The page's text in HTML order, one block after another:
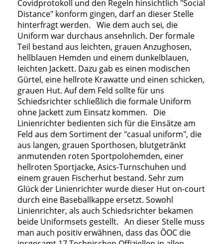
Covidprotokoll und den Regeln hinsichtlich "Social
Distance" konform gingen, darf an dieser Stelle
hinterfragt werden. Wie dem auch sei, die
Uniform war durchaus ansehnlich. Der formale
Teil bestand aus leichten, grauen Anzughosen,
hellblauen Hemden und einem dunkelblauen,
leichten Jackett. Dazu gab es einen modischen
Gürtel, eine hellrote Krawatte und einen schicken,
grauen Hut. Auf dem Feld sollte für uns
Schiedsrichter schließlich die formale Uniform
ohne Jackett zum Einsatz kommen. Die
Linienrichter bedienten sich für die Einsätze am
Feld aus dem Sortiment der "casual uniform", die
aus langen, grauen Sporthosen, blutgetränkt
anmutenden roten Sportpolohemden, einer
hellroten Sportjacke, Asics-Turnschuhen und
einem grauen Fischerhut bestand. Sehr zum
Glück der Linienrichter wurde dieser Hut on-court
durch eine Baseballkappe ersetzt. Sowohl
Linienrichter, als auch Schiedsrichter bekamen
beide Uniformsets gestellt. An dieser Stelle muss
man auch positiv erwähnen, dass das ÖOC die